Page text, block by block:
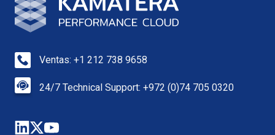
Ventas: +1 212 738 9658
24/7 Technical Support: +972 (0)74 705 0320